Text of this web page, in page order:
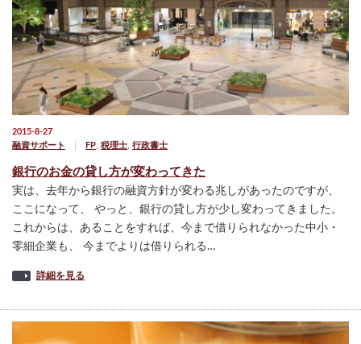
2015-8-27
融資サポート
FP 税理士 行政書士
銀行のお金の貸し方が変わってきた
実は、去年から銀行の融資方針が変わる兆しがあったのですが、
ここになって、 やっと、銀行の貸し方が少し変わってきました。
これからは、あることをすれば、今まで借りられなかった中小・
零細企業も、 今までよりは借りられる…
詳細を見る